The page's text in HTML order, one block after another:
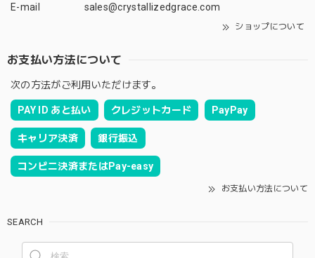
E-mail
sales@crystallizedgrace.com
ショップについて
お支払い方法について
次の方法がご利用いただけます。
PAY ID あと払い クレジットカード PayPay
キャリア決済 銀行振込
コンビニ決済またはPay-easy
お支払い方法について
SEARCH